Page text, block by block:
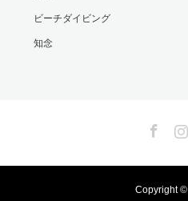
ビーチダイビング
知念
Copyright ©